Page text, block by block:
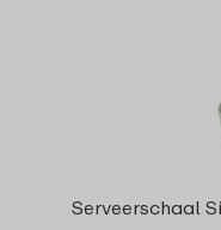
Serveerschaal